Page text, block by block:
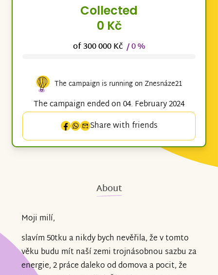
Collected
0 Kč
of 300 000 Kč / 0 %
The campaign is running on Znesnáze21
The campaign ended on 04. February 2024
Share with friends
About
Moji milí,
slavím 50tku a nikdy bych nevěřila, že v tomto
věku budu mít naší zemi trojnásobnou sazbu za
energie, 2 práce daleko od domova a pocit, že